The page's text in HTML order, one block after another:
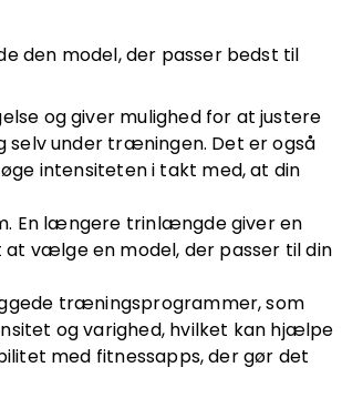
den model, der passer bedst til
og giver mulighed for at justere
under træningen. Det er også
intensiteten i takt med, at din
En længere trinlængde giver en
vælge en model, der passer til din
træningsprogrammer, som
og varighed, hvilket kan hjælpe
med fitnessapps, der gør det